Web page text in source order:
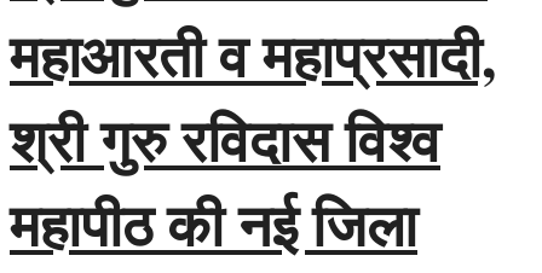
महाआरती व महाप्रसादी,
श्री गुरु रविदास विश्व
महापीठ की नई जिला